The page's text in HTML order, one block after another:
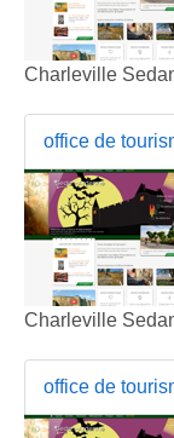
Charleville
office de
Charleville
office de